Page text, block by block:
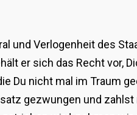
und Verlogenheit des
er sich das Recht vor,
Du nicht mal im Traum
gezwungen und zahlst